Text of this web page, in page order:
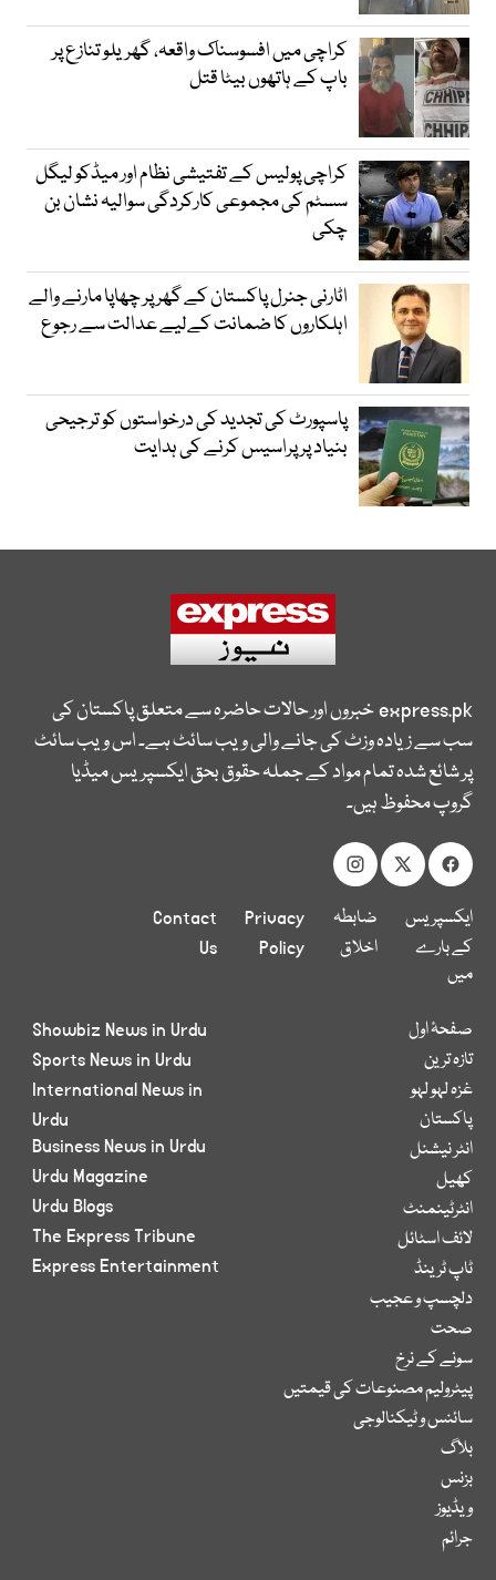
کراچی میں افسوسناک واقعہ، گھریلو تنازع پر
باپ کے ہاتھوں بیٹا قتل
کراچی پولیس کے تفتیشی نظام اور میڈکو لیگل
سسٹم کی مجموعی کارکردگی سوالیہ نشان بن
چکی
اٹارنی جنرل پاکستان کے گھر پر چھاپا مارنے والے
اہلکاروں کا ضمانت کےلیے عدالت سے رجوع
پاسپورٹ کی تجدید کی درخواستوں کو ترجیحی
بنیاد پر پراسیس کرنے کی ہدایت
express.pkخبروں اور حالات حاضرہ سے متعلق پاکستان کی
سب سے زیادہ وزٹ کی جانے والی ویب سائٹ ہے۔ اس ویب سائٹ
پر شائع شدہ تمام مواد کے جملہ حقوق بحق ایکسپریس میڈیا
گروپ محفوظ ہیں۔
ایکسپریس
کے بارے
میں
ضابطہ
اخلاق
Privacy
Policy
Contact
Us
صفحۂ اول
تازہ ترین
غزہ لہو لہو
پاکستان
انٹر نیشنل
کھیل
انٹرٹینمنٹ
لائف اسٹائل
ٹاپ ٹرینڈ
دلچسپ و عجیب
صحت
سونے کے نرخ
پیٹرولیم مصنوعات کی قیمتیں
سائنس و ٹیکنالوجی
بلاگ
بزنس
ویڈیوز
جرائم
Showbiz News in Urdu
Sports News in Urdu
International News in
Urdu
Business News in Urdu
Urdu Magazine
Urdu Blogs
The Express Tribune
Express Entertainment